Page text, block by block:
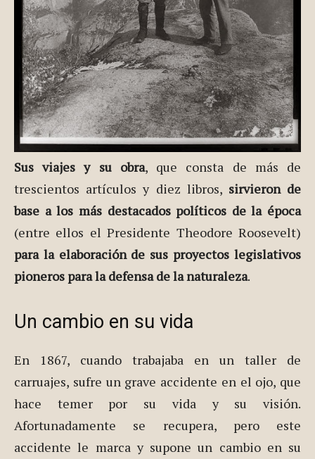
Sus via­jes y su obra, que consta de más de
trescientos artículos y diez libros, sirvieron de
base a los más destacados políticos de la época
(entre ellos el Presidente Theodore Roosevelt)
para la elabora­ción de sus proyectos legislativos
pioneros para la defensa de la naturaleza.
Un cambio en su vida
En 1867, cuando trabajaba en un taller de
carruajes, sufre un grave accidente en el ojo, que
hace temer por su vida y su visión.
Afortunadamente se recupera, pero este
accidente le marca y supone un cambio en su